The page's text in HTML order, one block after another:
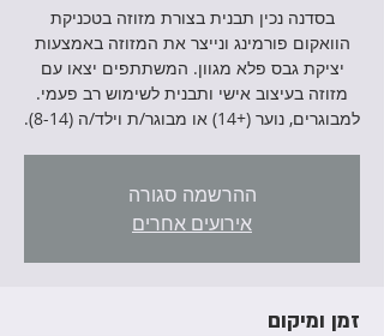
בסדנה נכין תבנית בצורת מזוזה בטכניקת
הוואקום פורמינג ונייצר את המזוזה באמצעות
יציקת גבס פלא מגוון. המשתתפים יצאו עם
מזוזה בעיצוב אישי ותבנית לשימוש רב פעמי.
למבוגרים, נוער (+14) או מבוגר/ת וילד/ה (8-14).
ההרשמה סגורה
אירועים אחרים
זמן ומיקום